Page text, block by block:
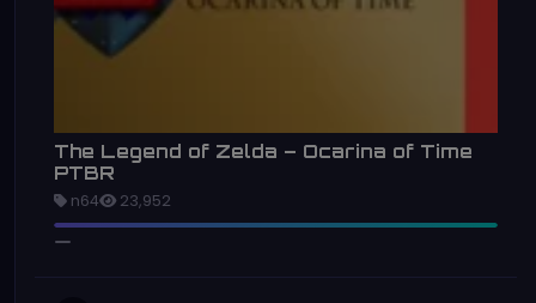
The Legend of Zelda – Ocarina of Time
PTBR
n64 23,952